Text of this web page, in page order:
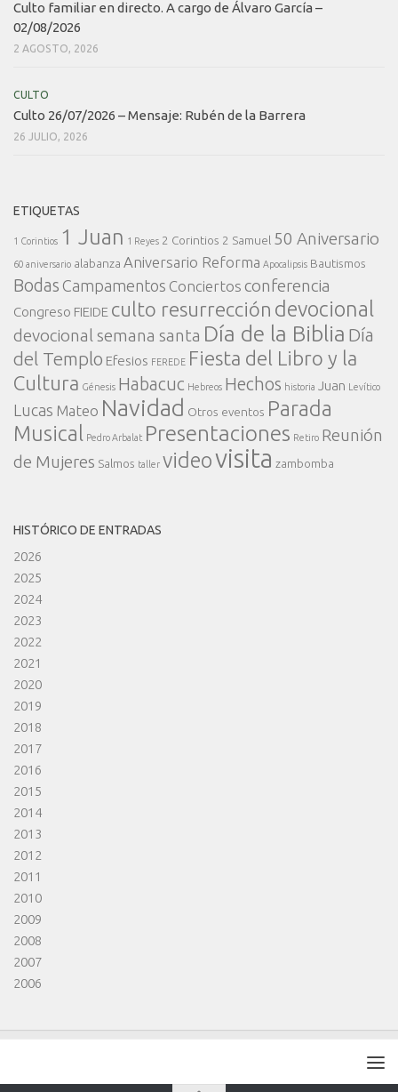
Culto familiar en directo. A cargo de Álvaro García –
02/08/2026
2 AGOSTO, 2026
CULTO
Culto 26/07/2026 – Mensaje: Rubén de la Barrera
26 JULIO, 2026
ETIQUETAS
1 Corintios 1 Juan 1 Reyes 2 Corintios 2 Samuel 50 Aniversario
60 aniversario alabanza Aniversario Reforma Apocalipsis Bautismos
Bodas Campamentos Conciertos conferencia
Congreso FIEIDE culto resurrección devocional
devocional semana santa Día de la Biblia Día
del Templo Efesios FEREDE Fiesta del Libro y la
Cultura Génesis Habacuc Hebreos Hechos historia Juan Levítico
Lucas Mateo Navidad Otros eventos Parada
Musical
Pedro Arbalat Presentaciones Retiro Reunión
de Mujeres Salmos taller videovisita zambomba
HISTÓRICO DE ENTRADAS
2026
2025
2024
2023
2022
2021
2020
2019
2018
2017
2016
2015
2014
2013
2012
2011
2010
2009
2008
2007
2006